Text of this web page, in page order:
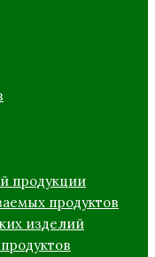
продукции
продуктов
изделий